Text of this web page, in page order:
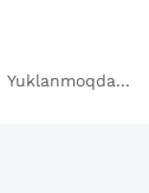
Yuklanmoqda...